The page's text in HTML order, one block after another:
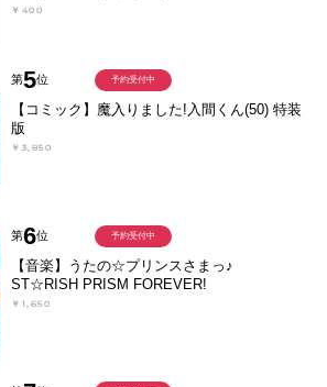
￥400
第5位
【コミック】魔入りました!入間くん(50) 特装
版
￥3,850
予約受付中
第6位
【音楽】うたの☆プリンスさまっ♪
ST☆RISH PRISM FOREVER!
￥1,650
予約受付中